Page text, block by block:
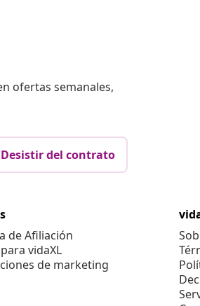
ofertas semanales,
Desistir del contrato
de Afiliación
vidaXL
de marketing